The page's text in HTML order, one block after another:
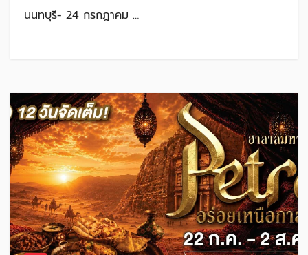
นนทบุรี- 24 กรกฎาคม …